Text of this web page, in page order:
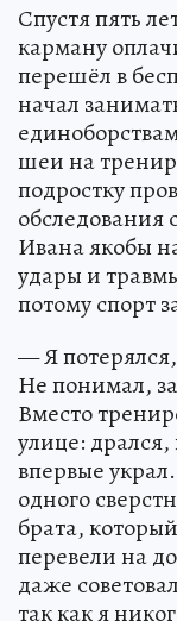
Спустя пять
карману
перешёл в
начал
шеи на
подростку
Ивана якобы
удары и
потому спорт
— Я
Не понимал,
Вместо
улице:
впервые
одного
брата,
перевели на
даже
так как я